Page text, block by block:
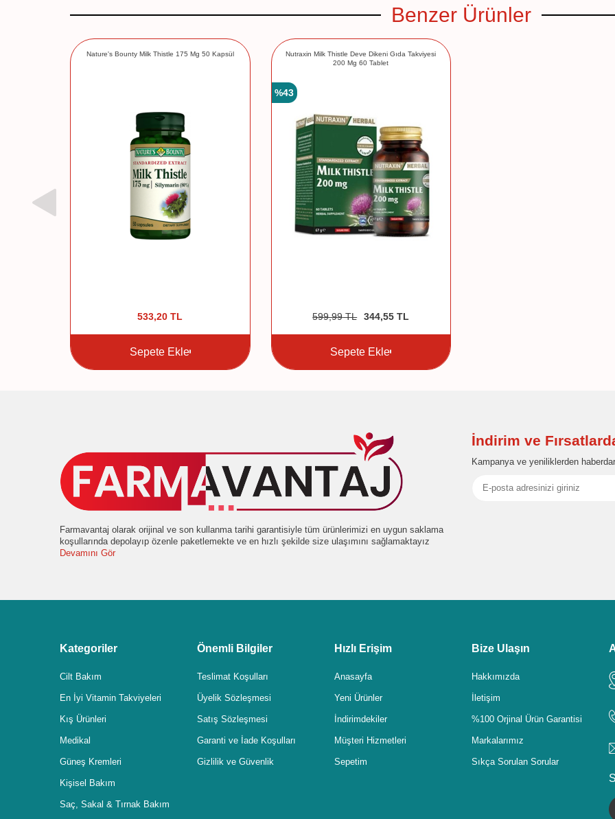
Benzer Ürünler
Nature's Bounty Milk Thistle 175 Mg 50 Kapsül
533,20 TL
Sepete Ekle
Nutraxin Milk Thistle Deve Dikeni Gıda Takviyesi
200 Mg 60 Tablet
%43
599,99TL 344,55 TL
Sepete Ekle
Farmavantaj olarak orijinal ve son kullanma tarihi garantisiyle tüm ürünlerimizi en uygun saklama
koşullarında depolayıp özenle paketlemekte ve en hızlı şekilde size ulaşımını sağlamaktayız
Devamını Gör
İndirim ve
Kampanya ve yeniliklerden
Kategoriler
Cilt Bakım
En İyi Vitamin Takviyeleri
Kış Ürünleri
Medikal
Güneş Kremleri
Kişisel Bakım
Saç, Sakal & Tırnak Bakım
Önemli Bilgiler
Teslimat Koşulları
Üyelik Sözleşmesi
Satış Sözleşmesi
Garanti ve İade Koşulları
Gizlilik ve Güvenlik
Hızlı Erişim
Anasayfa
Yeni Ürünler
İndirimdekiler
Müşteri Hizmetleri
Sepetim
Bize Ulaşın
Hakkımızda
İletişim
%100 Orjinal Ürün Garantisi
Markalarımız
Sıkça Sorulan Sorular